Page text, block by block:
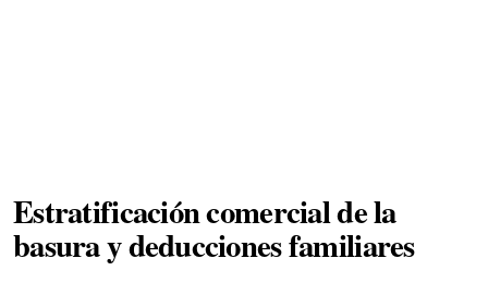
Estratificación comercial de la
basura y deducciones familiares